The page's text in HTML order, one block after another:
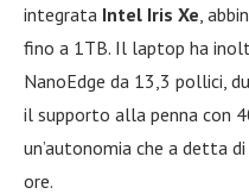
integrata Intel Iris Xe ,
fino a 1TB. Il laptop ha
NanoEdge da 13,3 pollici,
il supporto alla penna con
un’autonomia che a detta
ore.